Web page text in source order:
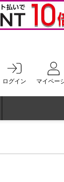
ログイン マイペー